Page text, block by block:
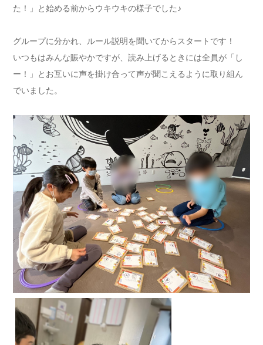
た！」と始める前からウキウキの様子でした♪
グループに分かれ、ルール説明を聞いてからスタートです！
いつもはみんな賑やかですが、読み上げるときには全員が「し
ー！」とお互いに声を掛け合って声が聞こえるように取り組ん
でいました。